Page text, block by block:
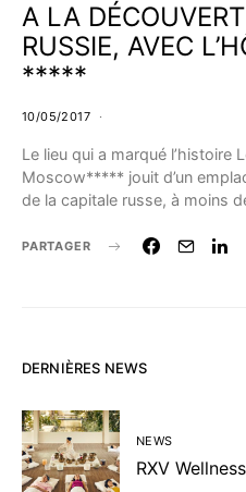
A LA
RUSSIE, AVEC
*****
10/05/2017
Le lieu qui a marqué l’histoire
Moscow***** jouit d’un
de la capitale russe, à moins
PARTAGER
DERNIÈRES NEWS
NEWS
RXV